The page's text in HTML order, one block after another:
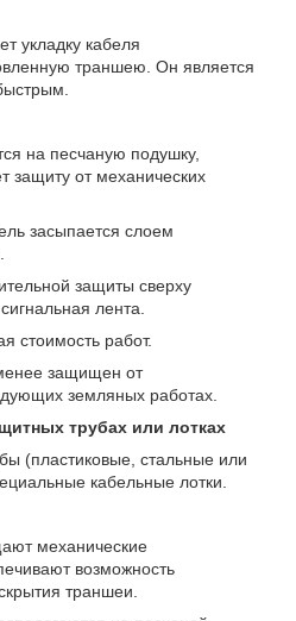
укладку кабеля
траншею. Он является
на песчаную подушку,
защиту от механических
засыпается слоем
защиты сверху
лента.
стоимость работ.
защищен от
земляных работах.
трубах или лотках
(пластиковые, стальные или
кабельные лотки.
механические
возможность
траншеи.